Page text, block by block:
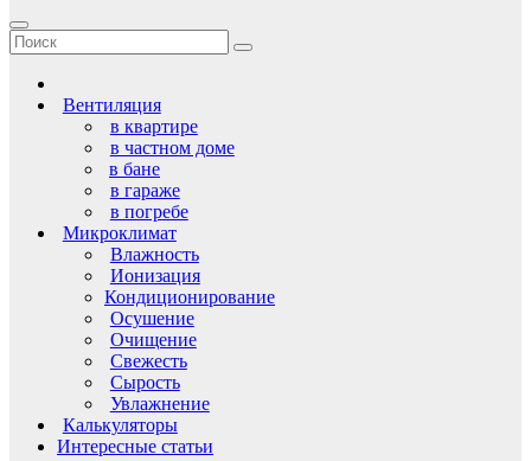
Вентиляция
в квартире
в частном доме
в бане
в гараже
в погребе
Микроклимат
Влажность
Ионизация
Кондиционирование
Осушение
Очищение
Свежесть
Сырость
Увлажнение
Калькуляторы
Интересные статьи